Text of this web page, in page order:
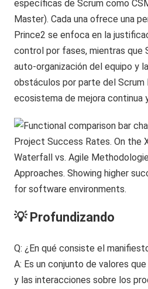
específicas de Scrum como
Master). Cada una ofrece una
Prince2 se enfoca en la
control por fases, mientras que
auto-organización del equipo y
obstáculos por parte del Scrum
ecosistema de mejora continua
💡 Profundizando
Q: ¿En qué consiste el
A: Es un conjunto de valores
y las interacciones sobre los